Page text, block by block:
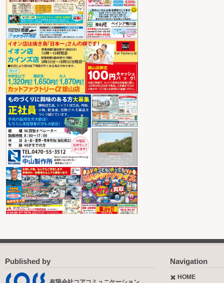
Published by Navigation
HOME